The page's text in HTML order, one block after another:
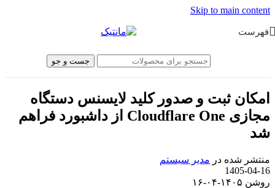
Skip to main content
فهرست
جست و جو
امکان ثبت و صدور کلید لایسنس دستگاه
مجازی Cloudflare One از داشبورد فراهم
شد
منتشر شده در مدیر سیستم
1405-04-16
روشن ۱۴۰۵-۰۴-۱۶